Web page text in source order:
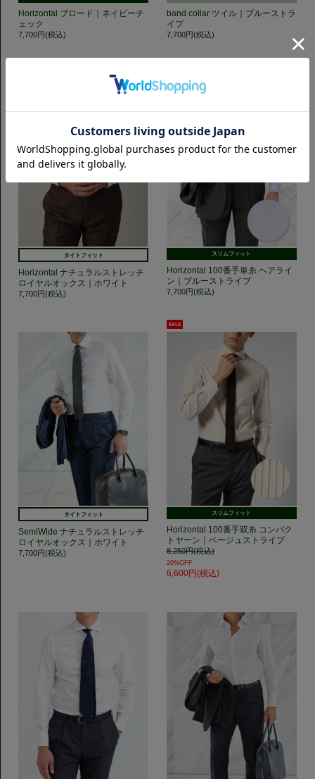
Horizontal ブロード｜ネイビーチ
ェック
7,700円(税込)
band collar ツイル｜ブルーストラ
イプ
7,700円(税込)
タイトフィット
Horizontal ナチュラルストレッチ
ロイヤルオックス｜ホワイト
7,700円(税込)
スリムフィット
Horizontal 100番手単糸 ヘアライ
ン｜ブルーストライプ
7,700円(税込)
タイトフィット
SemiWide ナチュラルストレッチ
ロイヤルオックス｜ホワイト
7,700円(税込)
スリムフィット
Horizontal 100番手双糸 コンパク
トヤーン｜ベージュストライプ
8,250円(税込)
20%OFF
6,600円(税込)